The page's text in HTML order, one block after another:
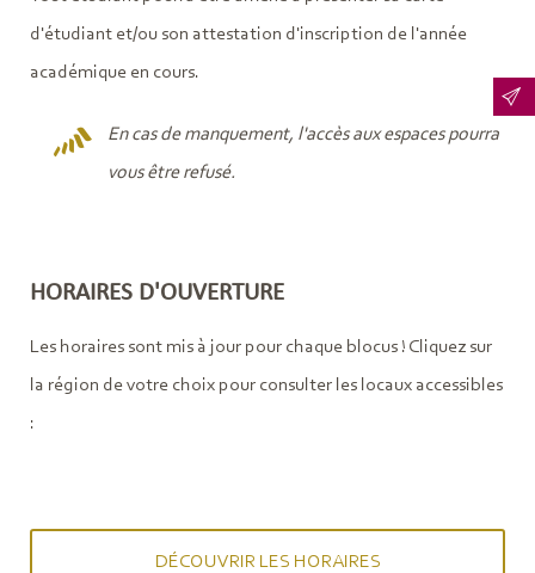
d'étudiant et/ou son attestation d'inscription de l'année
académique en cours.
En cas de manquement, l'accès aux espaces pourra
vous être refusé.
HORAIRES D'OUVERTURE
Les horaires sont mis à jour pour chaque blocus ! Cliquez sur
la région de votre choix pour consulter les locaux accessibles
:
DÉCOUVRIR LES HORAIRES